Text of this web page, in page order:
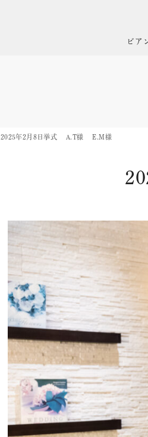
ビア
2025年2月8日挙式 A.T様 E.M様